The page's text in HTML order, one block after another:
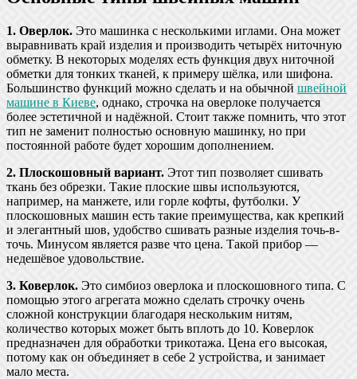
1. Оверлок. Это машинка с несколькими иглами. Она может
выравнивать край изделия и производить четырёх ниточную
обметку. В некоторых моделях есть функция двух ниточной
обметки для тонких тканей, к примеру шёлка, или шифона.
Большинство функций можно сделать и на обычной швейной
машине в Киеве, однако, строчка на оверлоке получается
более эстетичной и надёжной. Стоит также помнить, что этот
тип не заменит полностью основную машинку, но при
постоянной работе будет хорошим дополнением.
2. Плоскошовный вариант. Этот тип позволяет сшивать
ткань без обрезки. Такие плоские швы используются,
например, на манжете, или горле кофты, футболки. У
плоскошовных машин есть такие преимущества, как крепкий
и элегантный шов, удобство сшивать разные изделия точь-в-
точь. Минусом является разве что цена. Такой прибор —
недешёвое удовольствие.
3. Коверлок. Это симбиоз оверлока и плоскошовного типа. С
помощью этого агрегата можно сделать строчку очень
сложной конструкции благодаря нескольким нитям,
количество которых может быть вплоть до 10. Коверлок
предназначен для обработки трикотажа. Цена его высокая,
потому как он объединяет в себе 2 устройства, и занимает
мало места.